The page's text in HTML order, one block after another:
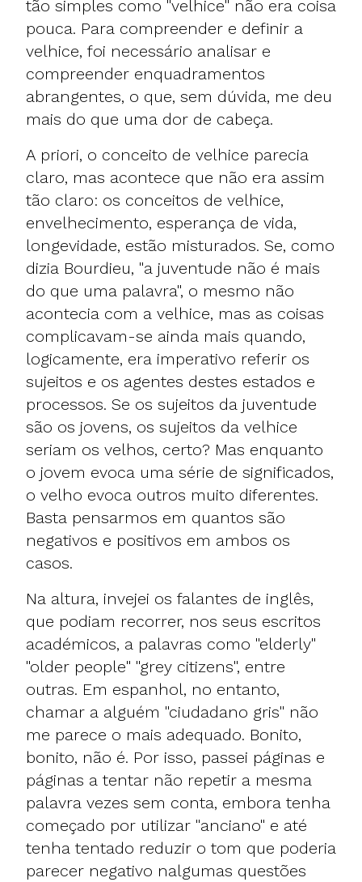
tão simples como "velhice" não era coisa
pouca. Para compreender e definir a
velhice, foi necessário analisar e
compreender enquadramentos
abrangentes, o que, sem dúvida, me deu
mais do que uma dor de cabeça.
A priori, o conceito de velhice parecia
claro, mas acontece que não era assim
tão claro: os conceitos de velhice,
envelhecimento, esperança de vida,
longevidade, estão misturados. Se, como
dizia Bourdieu, "a juventude não é mais
do que uma palavra", o mesmo não
acontecia com a velhice, mas as coisas
complicavam-se ainda mais quando,
logicamente, era imperativo referir os
sujeitos e os agentes destes estados e
processos. Se os sujeitos da juventude
são os jovens, os sujeitos da velhice
seriam os velhos, certo? Mas enquanto
o jovem evoca uma série de significados,
o velho evoca outros muito diferentes.
Basta pensarmos em quantos são
negativos e positivos em ambos os
casos.
Na altura, invejei os falantes de inglês,
que podiam recorrer, nos seus escritos
académicos, a palavras como "elderly"
"older people" "grey citizens", entre
outras. Em espanhol, no entanto,
chamar a alguém "ciudadano gris" não
me parece o mais adequado. Bonito,
bonito, não é. Por isso, passei páginas e
páginas a tentar não repetir a mesma
palavra vezes sem conta, embora tenha
começado por utilizar "anciano" e até
tenha tentado reduzir o tom que poderia
parecer negativo nalgumas questões